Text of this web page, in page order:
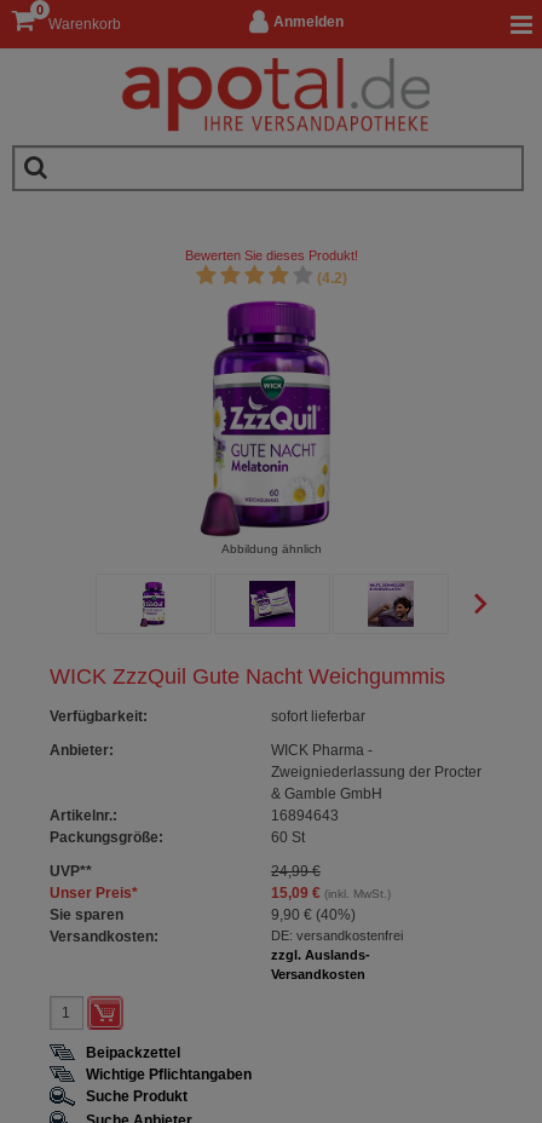
Anmelden
Warenkorb
0
WICK ZzzQuil Gute Nacht Weichgummis
Verfügbarkeit:
sofort lieferbar
Anbieter:
WICK Pharma -
Zweigniederlassung der Procter
& Gamble GmbH
Artikelnr.:
16894643
Packungsgröße:
60 St
UVP**
24,99 €
Unser Preis* 15,09 €(inkl. MwSt.)
Sie sparen 9,90 € (40%)
Versandkosten:
DE: versandkostenfrei
zzgl. Auslands-
Versandkosten
Bewerten Sie dieses Produkt!
(4.2)
Abbildung ähnlich
Beipackzettel
Wichtige Pflichtangaben
Suche Produkt